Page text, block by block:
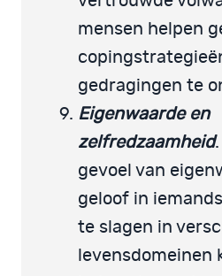
mensen helpen
gedragingen te
Eigenwaarde en
zelfredzaamheid
gevoel van
geloof in
te slagen in
levensdomeinen